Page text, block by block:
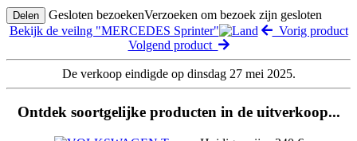
Delen Gesloten bezoekenVerzoeken om bezoek zijn gesloten
Bekijk de veilng "MERCEDES Sprinter"
Vorig product
Volgend product
De verkoop eindigde op dinsdag 27 mei 2025.
Ontdek soortgelijke producten in de uitverkoop...